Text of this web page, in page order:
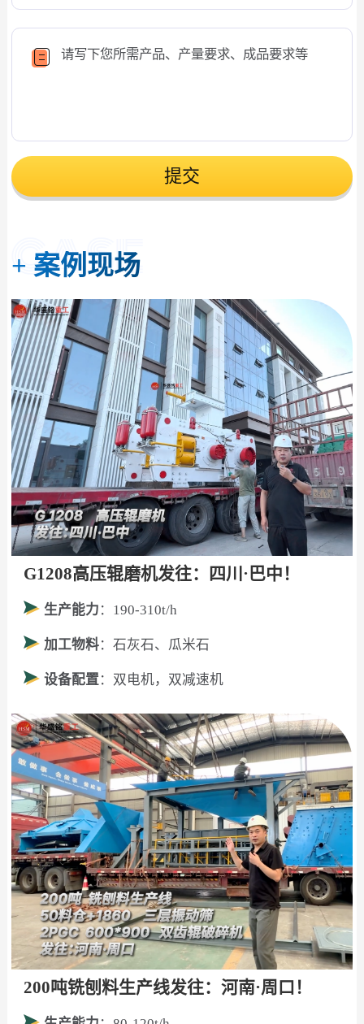
提交
+ 案例现场
G1208高压辊磨机发往：四川·巴中！
生产能力 ：190-310t/h
加工物料：石灰石、瓜米石
设备配置 ：双电机，双减速机
200吨铣刨料生产线发往：河南·周口！